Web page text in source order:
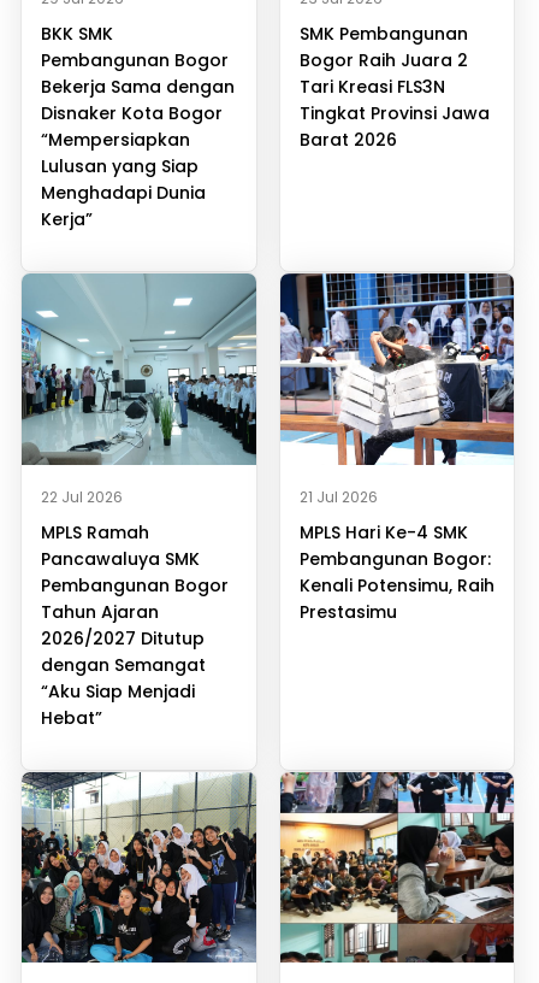
BKK SMK
Pembangunan Bogor
Bekerja Sama dengan
Disnaker Kota Bogor
“Mempersiapkan
Lulusan yang Siap
Menghadapi Dunia
Kerja”
SMK Pembangunan
Bogor Raih Juara 2
Tari Kreasi FLS3N
Tingkat Provinsi Jawa
Barat 2026
22 Jul 2026
MPLS Ramah
Pancawaluya SMK
Pembangunan Bogor
Tahun Ajaran
2026/2027 Ditutup
dengan Semangat
“Aku Siap Menjadi
Hebat”
21 Jul 2026
MPLS Hari Ke-4 SMK
Pembangunan Bogor:
Kenali Potensimu, Raih
Prestasimu